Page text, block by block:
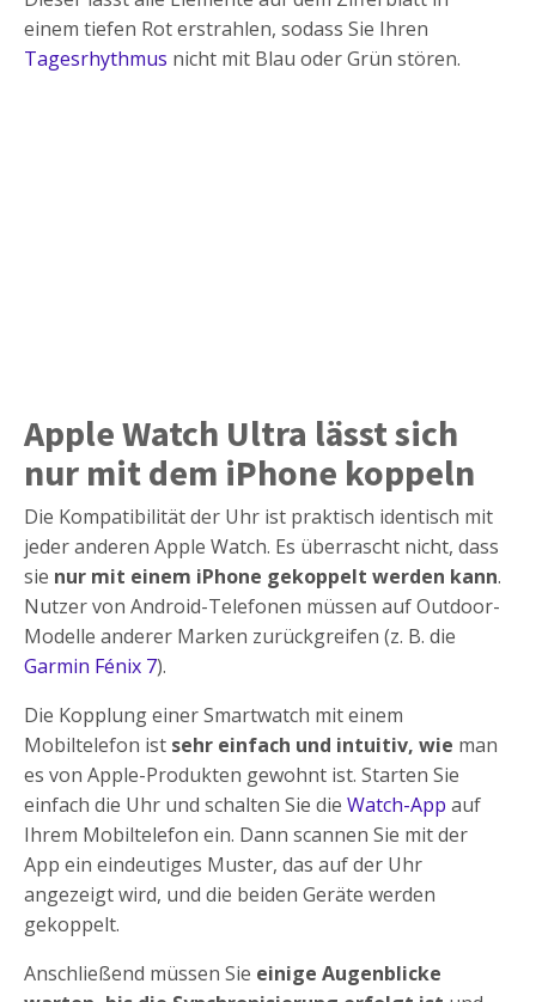
einem tiefen Rot erstrahlen, sodass Sie Ihren
Tagesrhythmus nicht mit Blau oder Grün stören.
Apple Watch Ultra lässt sich
nur mit dem iPhone koppeln
Die Kompatibilität der Uhr ist praktisch identisch mit
jeder anderen Apple Watch. Es überrascht nicht, dass
sie nur mit einem iPhone gekoppelt werden kann.
Nutzer von Android-Telefonen müssen auf Outdoor-
Modelle anderer Marken zurückgreifen (z. B. die
Garmin Fénix 7).
Die Kopplung einer Smartwatch mit einem
Mobiltelefon ist sehr einfach und intuitiv, wie man
es von Apple-Produkten gewohnt ist. Starten Sie
einfach die Uhr und schalten Sie die Watch-App auf
Ihrem Mobiltelefon ein. Dann scannen Sie mit der
App ein eindeutiges Muster, das auf der Uhr
angezeigt wird, und die beiden Geräte werden
gekoppelt.
Anschließend müssen Sie einige Augenblicke